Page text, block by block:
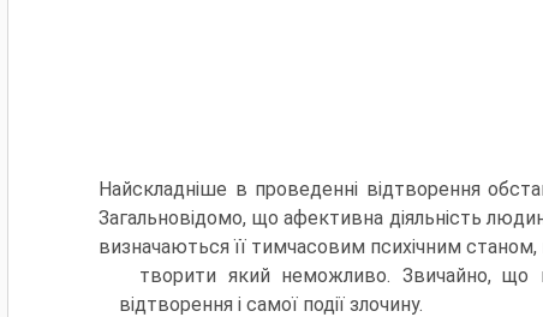
Найскладніше в проведенні відтворення
Загальновідомо, що афективна діяльність
визначаються її тимчасовим психічним станом,
творити який неможливо. Звичайно, що
відтворення і самої події злочину.